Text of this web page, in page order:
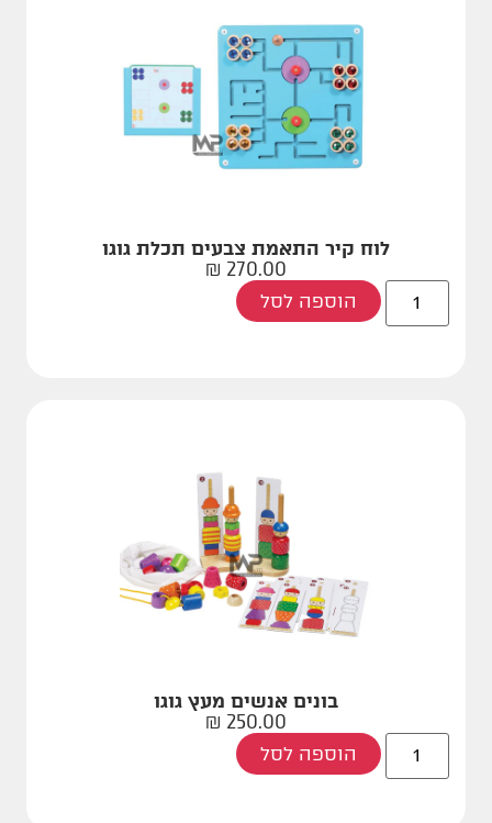
לוח קיר התאמת צבעים תכלת גוגו
270.00
₪
הוספה לסל
בונים אנשים מעץ גוגו
250.00
₪
הוספה לסל